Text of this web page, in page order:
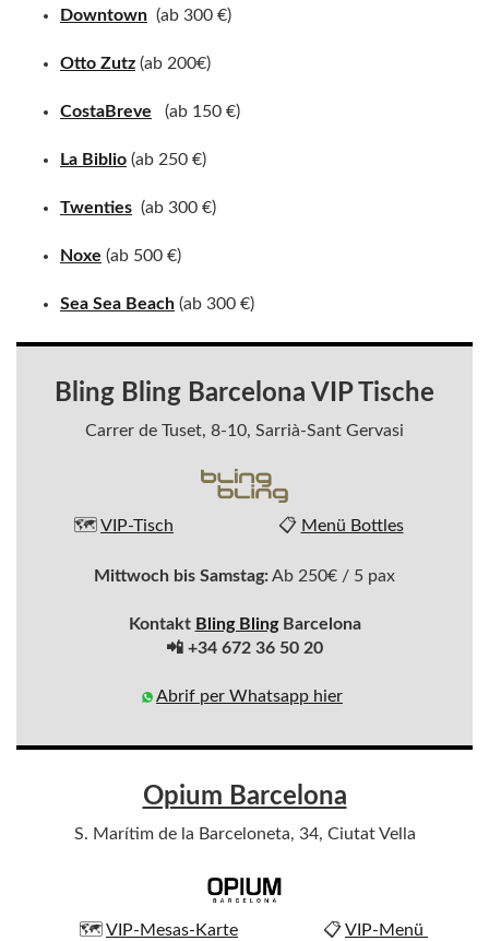
Downtown (ab 300 €)
Otto Zutz (ab 200€)
CostaBreve (ab 150 €)
La Biblio (ab 250 €)
Twenties (ab 300 €)
Noxe (ab 500 €)
Sea Sea Beach (ab 300 €)
Bling Bling Barcelona VIP Tische
Carrer de Tuset, 8-10, Sarrià-Sant Gervasi
🗺️ VIP-Tisch 📋 Menü Bottles
Mittwoch bis Samstag:Ab 250€ / 5 pax
Kontakt Bling BlingBarcelona
📲 +34 672 36 50 20
Abrif per Whatsapp hier
Opium Barcelona
S. Marítim de la Barceloneta, 34, Ciutat Vella
🗺️ VIP-Mesas-Karte 📋VIP-Menü